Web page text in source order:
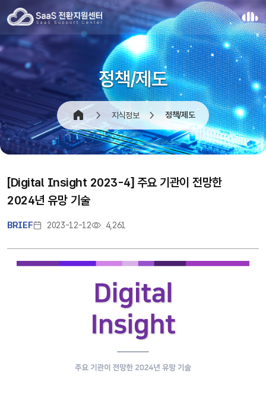
정책/제도
지식정보 정책/제도
[Digital Insight 2023-4] 주요 기관이 전망한
2024년 유망 기술
BRIEF 2023-12-12 4,261